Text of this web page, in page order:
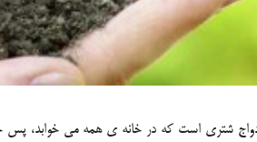
شتري است که در خانه ي همه مي خوابد، پس